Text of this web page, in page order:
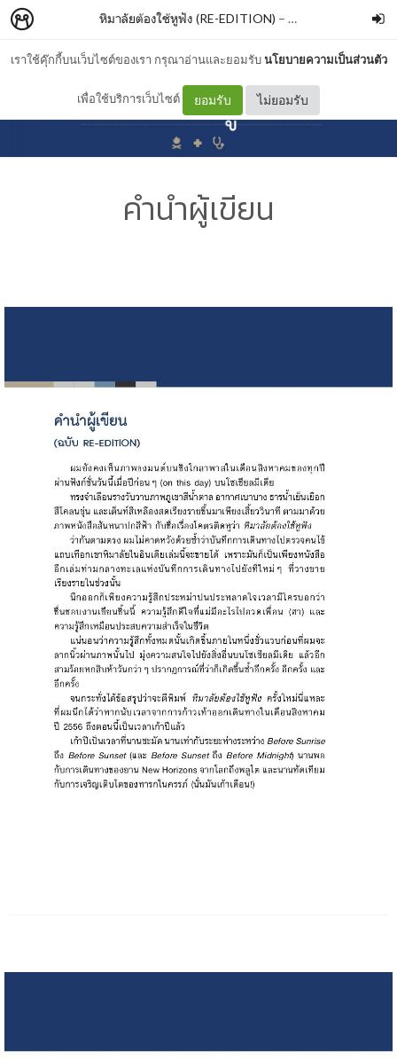
เราใช้คุ๊กกี้บนเว็บไซต์ของเรา กรุณาอ่านและยอมรับนโยบายความเป็นส่วนตัว
เพื่อใช้บริการเว็บไซต์ ยอมรับ ไม่ยอมรับ
หิมาลัยต้องใช้หูฟัง (RE-EDITION) – SALMONBOOKS
คำนำผู้เขียน